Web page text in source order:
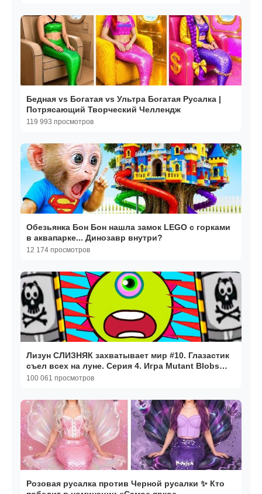
Бедная vs Богатая vs Ультра Богатая Русалка |
Потрясающий Творческий Челлендж
119 993 просмотров
Обезьянка Бон Бон нашла замок LEGO с горками
в аквапарке... Динозавр внутри?
12 174 просмотров
Лизун СЛИЗНЯК захватывает мир #10. Глазастик
съел всех на луне. Серия 4. Игра Mutant Blobs
Attack
100 061 просмотров
Розовая русалка против Черной русалки ✨ Кто